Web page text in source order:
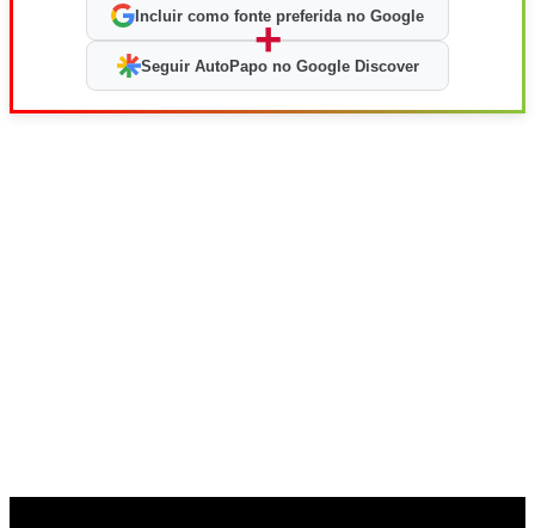
Incluir como fonte preferida no Google
+
Seguir AutoPapo no Google Discover